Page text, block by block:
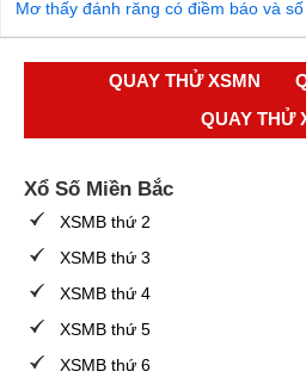
Mơ thấy đánh răng có điềm báo và
QUAY THỬ XSMN
QUAY THỬ
Xổ Số Miền Bắc
XSMB thứ 2
XSMB thứ 3
XSMB thứ 4
XSMB thứ 5
XSMB thứ 6